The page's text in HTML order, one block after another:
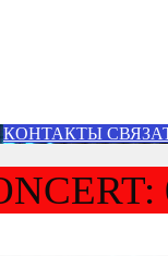
КОНТАКТЫ